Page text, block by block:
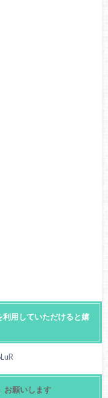
用していただけると嬉
お願いします